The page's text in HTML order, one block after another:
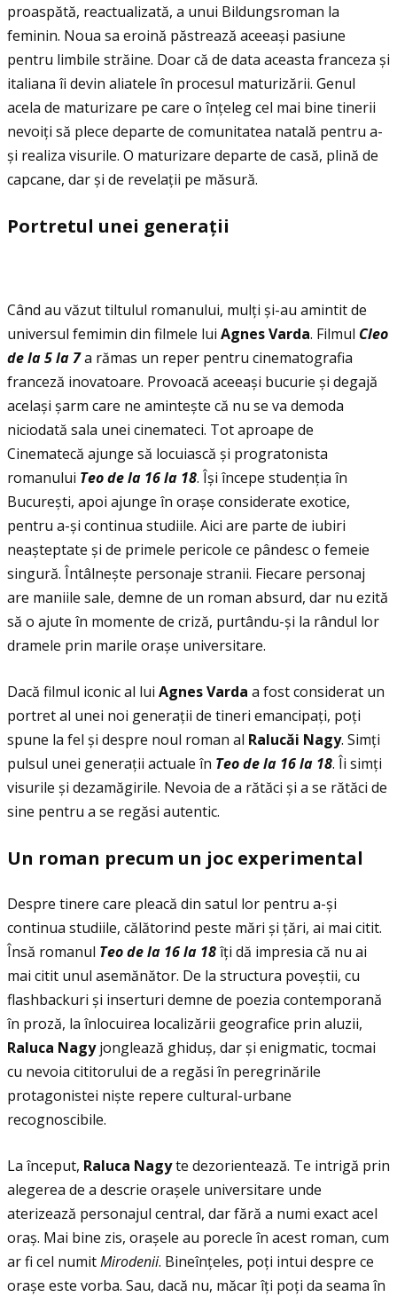
proaspătă, reactualizată, a unui Bildungsroman la
feminin. Noua sa eroină păstrează aceeași pasiune
pentru limbile străine. Doar că de data aceasta franceza și
italiana îi devin aliatele în procesul maturizării. Genul
acela de maturizare pe care o înţeleg cel mai bine tinerii
nevoiţi să plece departe de comunitatea natală pentru a-
și realiza visurile. O maturizare departe de casă, plină de
capcane, dar și de revelaţii pe măsură.
Portretul unei generaţii
Când au văzut tiltulul romanului, mulţi și-au amintit de
universul femimin din filmele lui Agnes Varda. Filmul Cleo
de la 5 la 7a rămas un reper pentru cinematografia
franceză inovatoare. Provoacă aceeași bucurie și degajă
același șarm care ne amintește că nu se va demoda
niciodată sala unei cinemateci. Tot aproape de
Cinematecă ajunge să locuiască și progratonista
romanului Teo de la 16 la 18. Își începe studenţia în
București, apoi ajunge în orașe considerate exotice,
pentru a-și continua studiile. Aici are parte de iubiri
neașteptate și de primele pericole ce pândesc o femeie
singură. Întâlnește personaje stranii. Fiecare personaj
are maniile sale, demne de un roman absurd, dar nu ezită
să o ajute în momente de criză, purtându-și la rândul lor
dramele prin marile orașe universitare.
Dacă filmul iconic al lui Agnes Varda a fost considerat un
portret al unei noi generaţii de tineri emancipaţi, poţi
spune la fel și despre noul roman al Ralucăi Nagy. Simţi
pulsul unei generaţii actuale în Teo de la 16 la 18. Îi simţi
visurile și dezamăgirile. Nevoia de a rătăci și a se rătăci de
sine pentru a se regăsi autentic.
Un roman precum un joc experimental
Despre tinere care pleacă din satul lor pentru a-și
continua studiile, călătorind peste mări și ţări, ai mai citit.
Însă romanul Teo de la 16 la 18îţi dă impresia că nu ai
mai citit unul asemănător. De la structura poveștii, cu
flashbackuri și inserturi demne de poezia contemporană
în proză, la înlocuirea localizării geografice prin aluzii,
Raluca Nagyjonglează ghiduș, dar și enigmatic, tocmai
cu nevoia cititorului de a regăsi în peregrinările
protagonistei niște repere cultural-urbane
recognoscibile.
La început, Raluca Nagyte dezorientează. Te intrigă prin
alegerea de a descrie orașele universitare unde
aterizează personajul central, dar fără a numi exact acel
oraș. Mai bine zis, orașele au porecle în acest roman, cum
ar fi cel numitMirodenii. Bineînţeles, poţi intui despre ce
orașe este vorba. Sau, dacă nu, măcar îţi poţi da seama în